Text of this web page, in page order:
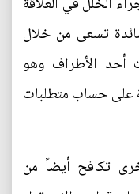
تسعى من خلال
أحد الأطراف وهو
على حساب متطلبات
تكافح أيضاً من